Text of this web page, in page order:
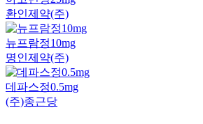
환인제약(주)
뉴프람정10mg
명인제약(주)
데파스정0.5mg
(주)종근당